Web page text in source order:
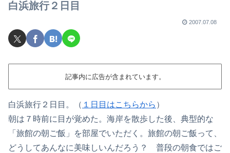
白浜旅行２日目
2007.07.08
記事内に広告が含まれています。
白浜旅行２日目。（ １日目はこちらから ）
朝は７時前に目が覚めた。海岸を散歩した後、典型的な
「旅館の朝ご飯」を部屋でいただく。旅館の朝ご飯って、
どうしてあんなに美味しいんだろう？ 普段の朝食ではご